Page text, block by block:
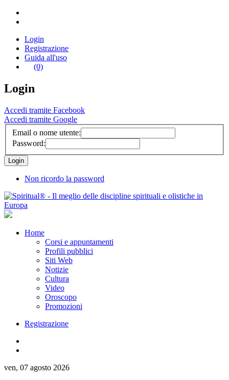
Login
Registrazione
Guida all'uso
(0)
Login
Accedi tramite Facebook
Accedi tramite Google
Email o nome utente:
Password:
Non ricordo la password
Home
Corsi e appuntamenti
Profili pubblici
Siti Web
Notizie
Cultura
Video
Oroscopo
Promozioni
Registrazione
ven, 07 agosto 2026